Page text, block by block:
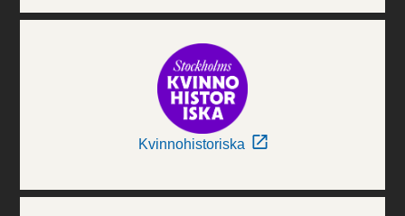
Kvinnohistoriska